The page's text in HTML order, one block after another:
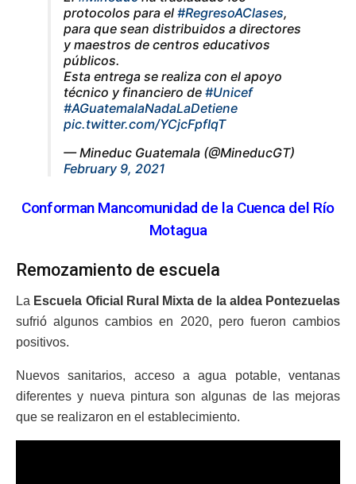
protocolos para el #RegresoAClases,
para que sean distribuidos a directores
y maestros de centros educativos
públicos.
Esta entrega se realiza con el apoyo
técnico y financiero de #Unicef
#AGuatemalaNadaLaDetiene
pic.twitter.com/YCjcFpfIqT
— Mineduc Guatemala (@MineducGT)
February 9, 2021
Conforman Mancomunidad de la Cuenca del Río
Motagua
Remozamiento de escuela
La Escuela Oficial Rural Mixta de la aldea Pontezuelas
sufrió algunos cambios en 2020, pero fueron cambios
positivos.
Nuevos sanitarios, acceso a agua potable, ventanas
diferentes y nueva pintura son algunas de las mejoras
que se realizaron en el establecimiento.